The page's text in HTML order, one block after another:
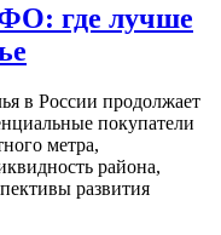
где лучше
в России продолжает
покупатели
метра,
района,
развития